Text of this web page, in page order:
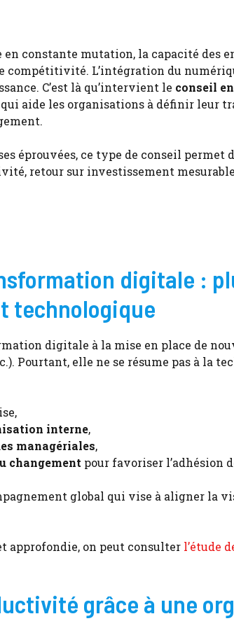
constante mutation, la capacité des
compétitivité. L’intégration du
C’est là qu’intervient le conseil
aide les organisations à définir leur
éprouvées, ce type de conseil permet
retour sur investissement
digitale :
technologique
digitale à la mise en place de
Pourtant, elle ne se résume pas à la
interne,
managériales,
changement pour favoriser l’adhésion
global qui vise à aligner la
approfondie, on peut consulter l’étude
grâce à une